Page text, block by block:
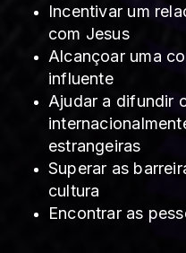
Incentivar um
com Jesus
Alcançoar uma
influente
Ajudar a difundir
estrangeiras
Superar as
cultura
Encontrar as